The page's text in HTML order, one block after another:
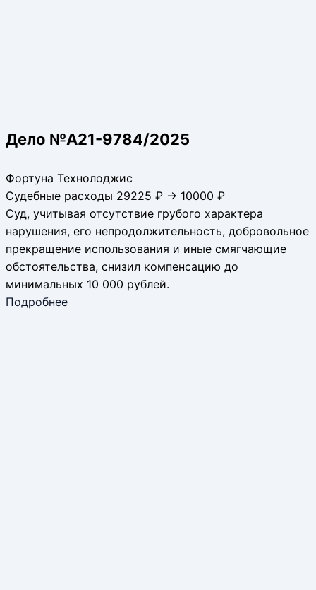
Дело №A21-9784/2025
Фортуна Технолоджис
Судебные расходы 29225 ₽ → 10000 ₽
Суд, учитывая отсутствие грубого характера
нарушения, его непродолжительность, добровольное
прекращение использования и иные смягчающие
обстоятельства, снизил компенсацию до
минимальных 10 000 рублей.
Подробнее